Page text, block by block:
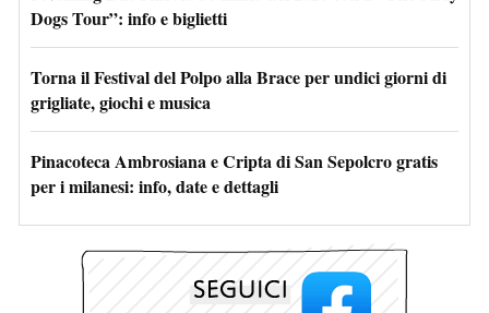
Dogs Tour”: info e biglietti
Torna il Festival del Polpo alla Brace per undici giorni di
grigliate, giochi e musica
Pinacoteca Ambrosiana e Cripta di San Sepolcro gratis
per i milanesi: info, date e dettagli